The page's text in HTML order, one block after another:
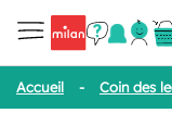
Accueil - Coin des